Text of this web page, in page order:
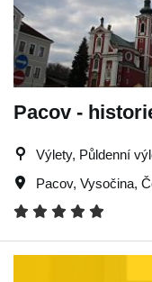
Pacov -
Výlety, Půldenní
Pacov, Vysočina,